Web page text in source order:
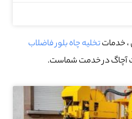
، خدماتتخلیه چاه بلور فاضلاب
آچاگ در خدمت شماست.